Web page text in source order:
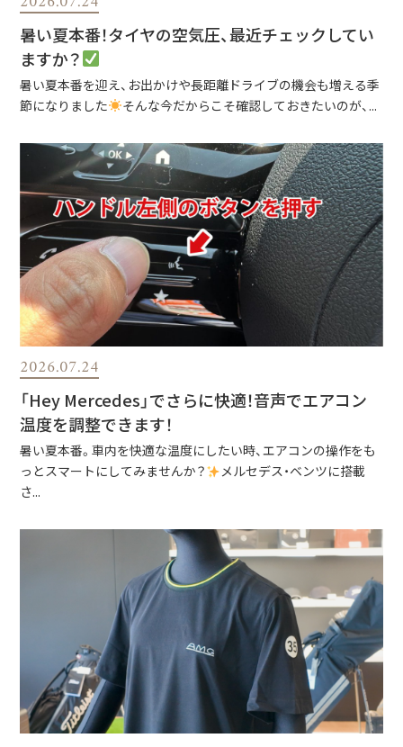
暑い夏本番！タイヤの空気圧、最近チェックしてい
ますか？
暑い夏本番を迎え、お出かけや長距離ドライブの機会も増える季
節になりました
そんな今だからこそ確認しておきたいのが、...
2026.07.24
「Hey Mercedes」でさらに快適！音声でエアコン
温度を調整できます！
暑い夏本番。車内を快適な温度にしたい時、エアコンの操作をも
っとスマートにしてみませんか？
メルセデス・ベンツに搭載
さ...